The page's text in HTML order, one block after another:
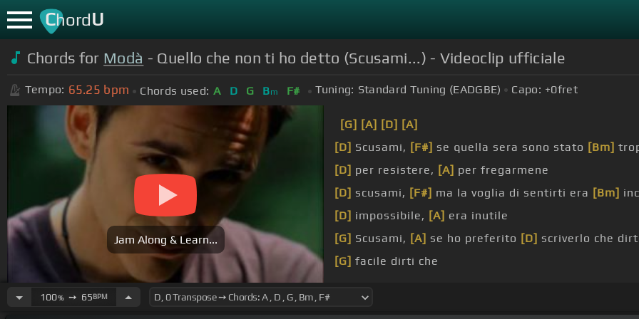
ChordU
Chords for Modà - Quello che non ti ho detto (Scusami...) - Videoclip ufficiale
Tempo: 65.25 bpm Chords used: A D G Bm F# Tuning: Standard Tuning (EADGBE) Capo: +0fret
Jam Along & Learn...
[G] [A] [D] [A]
[D] Scusami, [F#] se quella sera sono stato [Bm]
[D] per resistere, [A] per fregarmene
[D] scusami, [F#] ma la voglia di sentirti era [Bm]
[D] impossibile, [A] era inutile
[G] Scusami, [A] se ho preferito [D] scriverlo che
[G] facile dirti che
100%➙ 65BPM